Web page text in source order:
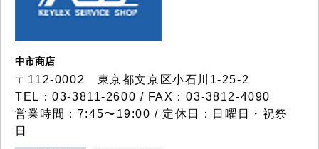
中市商店
〒112-0002 東京都文京区小石川1-25-2
TEL：03-3811-2600 / FAX：03-3812-4090
営業時間：7:45〜19:00 / 定休日：日曜日・祝祭
日